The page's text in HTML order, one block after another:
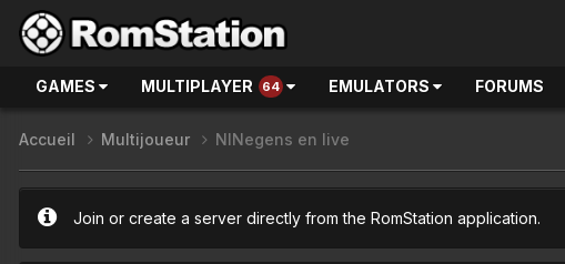
GAMES MULTIPLAYER 64 EMULATORS FORUMS
Accueil Multijoueur NlNegens en live
Join or create a server directly from the RomStation application.